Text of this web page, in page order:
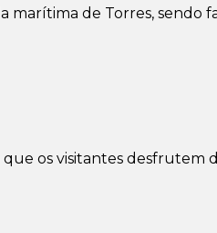
marítima de Torres, sendo
que os visitantes desfrutem